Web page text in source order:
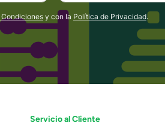
y con la Política de Privacidad.
Servicio al Cliente